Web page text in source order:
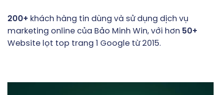
200+ khách hàng tin dùng và sử dụng dịch vụ
marketing online của Bảo Minh Win, với hơn 50+
Website lọt top trang 1 Google từ 2015.